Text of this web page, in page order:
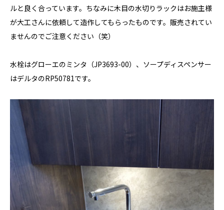
ルと良く合っています。ちなみに木目の水切りラックはお施主様
が大工さんに依頼して造作してもらったものです。販売されてい
ませんのでご注意ください（笑）
水栓はグローエのミンタ（JP3693-00）、ソープディスペンサー
はデルタのRP50781です。